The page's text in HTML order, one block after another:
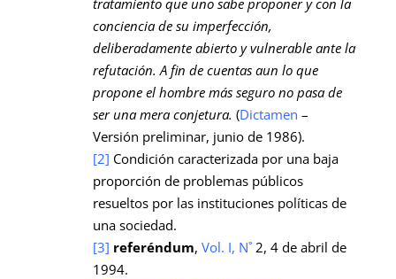
conciencia de su imperfección,
deliberadamente abierto y vulnerable ante la
refutación. A fin de cuentas aun lo que
propone el hombre más seguro no pasa de
ser una mera conjetura. (Dictamen –
Versión preliminar, junio de 1986).
[2] Condición caracterizada por una baja
proporción de problemas públicos
resueltos por las instituciones políticas de
una sociedad.
[3] referéndum, Vol. I, N˚ 2, 4 de abril de
1994.